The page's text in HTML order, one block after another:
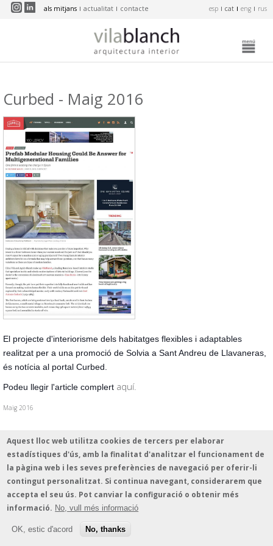
Vés al contingut
als mitjans actualitat contacte esp cat eng rus
Curbed - Maig 2016
El projecte d'interiorisme dels habitatges flexibles i adaptables
realitzat per a una promoció de Solvia a Sant Andreu de Llavaneras,
és notícia al portal Curbed.
Podeu llegir l'article complert aquí.
Maig 2016
© 2026 - estudio vilablanch · Amigó 78-80, 1º B · 08021 Barcelona · Tel. 935 513
339 · estudio@vilablanch.com
Avís legal/Informació sobre cookes/ Política de protecció de dades
Aquest lloc web utilitza cookies de tercers per elaborar
estadístiques d'ús, amb la finalitat d'analitzar el funcionament de
la pàgina web i les seves preferències de navegació per oferir-li
contingut personalitzat. Si continua navegant, considerarem que
accepta el seu ús. Pot canviar la configuració o obtenir més
informació. No, vull més informació
OK, estic d'acord No, thanks